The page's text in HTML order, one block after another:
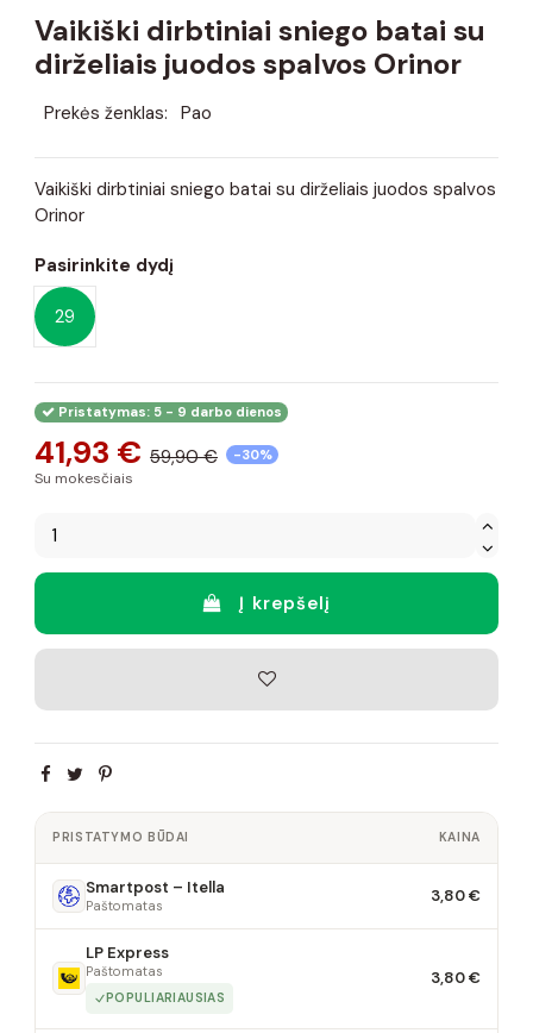
Vaikiški dirbtiniai sniego batai su
dirželiais juodos spalvos Orinor
Prekės ženklas: Pao
Vaikiški dirbtiniai sniego batai su dirželiais juodos spalvos
Orinor
Pasirinkite dydį
29
Pristatymas: 5 - 9 darbo dienos
41,93 € 59,90 € -30%
Su mokesčiais
Į krepšelį
PRISTATYMO BŪDAI KAINA
Smartpost – Itella
Paštomatas 3,80 €
LP Express
Paštomatas
POPULIARIAUSIAS
3,80 €